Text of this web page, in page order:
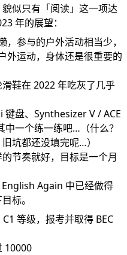
似只有「阅读」这一项达
年的展望：
参与的户外活动相当少，
外运动，身体还是很重要的
鞋在 2022 年吃灰了几乎
盘、Synthesizer V / ACE
一个练一练吧…（什么？
坑都还没填完呢…）
节奏就好，目标是一个月
Again 中已经做得
标。
等级，报考并取得 BEC
10000